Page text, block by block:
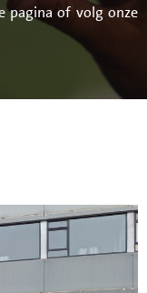
pagina of volg onze